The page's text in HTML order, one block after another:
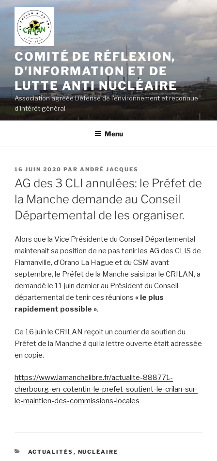
Aller
contenu
principal
COMITÉ DE RÉFLEXION,
D'INFORMATION ET DE
LUTTE ANTI NUCLÉAIRE
Association agréée Défense de l'environnement et reconnue
d'intérêt général
Menu
PUBLIÉ
LE
16 JUIN 2020 PAR ANDRÉ JACQUES
AG des 3 CLI annulées: le Préfet de
la Manche demande au Conseil
Départemental de les organiser.
Alors que la Vice Présidente du Conseil Départemental
maintenait sa position de ne pas tenir les AG des CLIS de
Flamanville, d’Orano La Hague et du CSM avant
septembre, le Préfet de la Manche saisi par le CRILAN, a
demandé le 11 juin dernier au Président du Conseil
départemental de tenir ces réunions « le plus
rapidement possible ».
Ce 16 juin le CRILAN reçoit un courrier de soutien du
Préfet de la Manche à qui la lettre ouverte était adressée
en copie.
https://www.lamanchelibre.fr/actualite-888771-
cherbourg-en-cotentin-le-prefet-soutient-le-crilan-sur-
le-maintien-des-commissions-locales
CATÉGORIES
ACTUALITÉS , NUCLÉAIRE